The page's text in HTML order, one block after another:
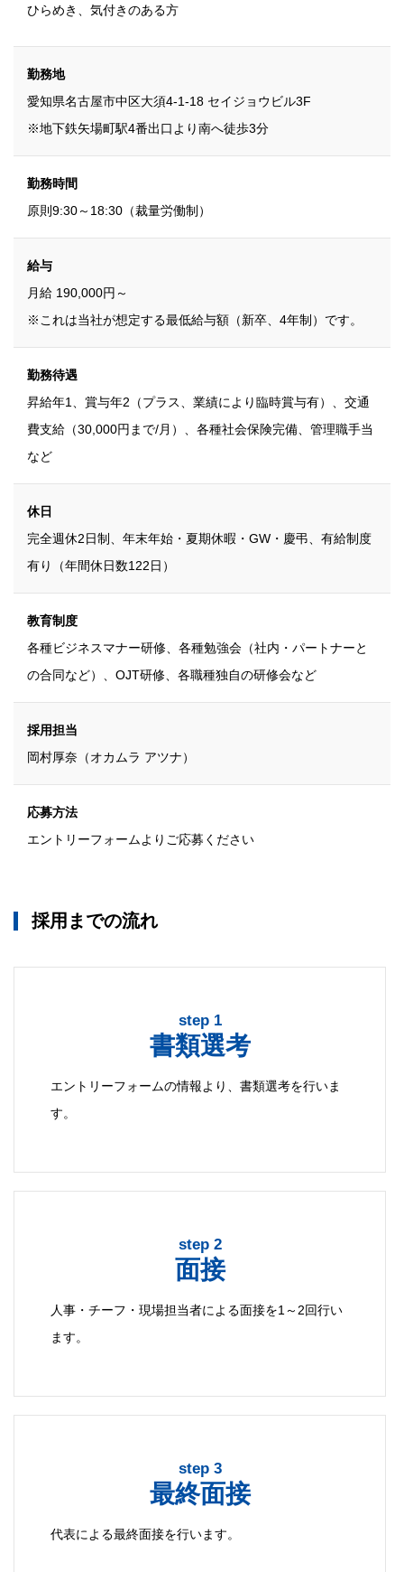
ひらめき、気付きのある方
勤務地
愛知県名古屋市中区大須4-1-18 セイジョウビル3F
※地下鉄矢場町駅4番出口より南へ徒歩3分
勤務時間
原則9:30～18:30（裁量労働制）
給与
月給 190,000円～
※これは当社が想定する最低給与額（新卒、4年制）です。
勤務待遇
昇給年1、賞与年2（プラス、業績により臨時賞与有）、交通
費支給（30,000円まで/月）、各種社会保険完備、管理職手当
など
休日
完全週休2日制、年末年始・夏期休暇・GW・慶弔、有給制度
有り（年間休日数122日）
教育制度
各種ビジネスマナー研修、各種勉強会（社内・パートナーと
の合同など）、OJT研修、各職種独自の研修会など
採用担当
岡村厚奈（オカムラ アツナ）
応募方法
エントリーフォームよりご応募ください
採用までの流れ
step 1
書類選考
エントリーフォームの情報より、書類選考を行いま
す。
step 2
面接
人事・チーフ・現場担当者による面接を1～2回行い
ます。
step 3
最終面接
代表による最終面接を行います。